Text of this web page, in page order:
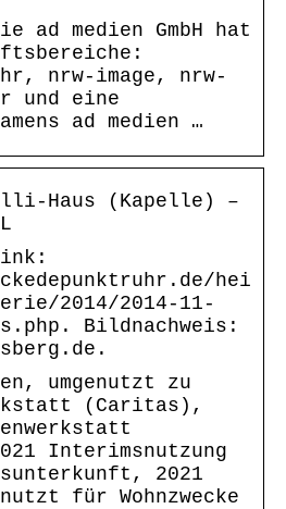
ad medien GmbH hat
nrw-image, nrw-
und eine
ad medien …
Haus (Kapelle) –
hei
2014/2014-11-
Bildnachweis:
umgenutzt zu
(Caritas),
Interimsnutzung
2021
für Wohnzwecke